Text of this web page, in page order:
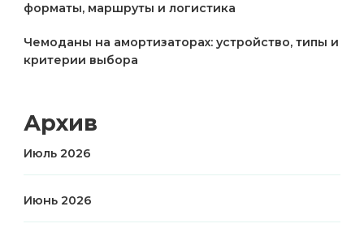
форматы, маршруты и логистика
Чемоданы на амортизаторах: устройство, типы и
критерии выбора
Архив
Июль 2026
Июнь 2026